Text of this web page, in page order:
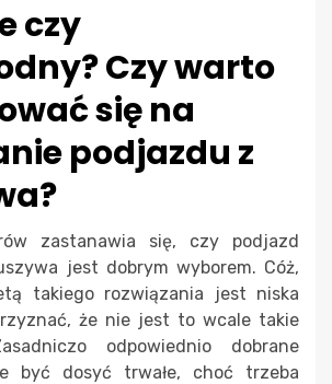
czy
Czy warto
się na
podjazdu z
zastanawia się, czy podjazd
jest dobrym wyborem. Cóż,
takiego rozwiązania jest niska
że nie jest to wcale takie
odpowiednio dobrane
być dosyć trwałe, choć trzeba